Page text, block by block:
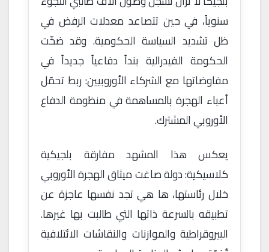
سنوياً، في حين تتصاعد معدلات الرفض في
ظل تشديد السياسة الحكومية. وقد ضخّت
الحكومة الفيدرالية بنداً دفاعياً جديداً في
مفاوضاتها مع الشركاء الأوروبيين: ربط تحمّل
أعباء الهجرة بالمساهمة في منظومة الدفاع
الأوروبي المشترك.
يعكس هذا المشهد مفارقة بلجيكية
كلاسيكية: دولة صاغت ميثاق الهجرة الأوروبي
خلال رئاستها، ها هي تجد نفسها عاجزة عن
تطبيقه بالسرعة ذاتها التي طالبت بها غيرها.
البيروقراطية والموازنات والنقاشات الائتلافية